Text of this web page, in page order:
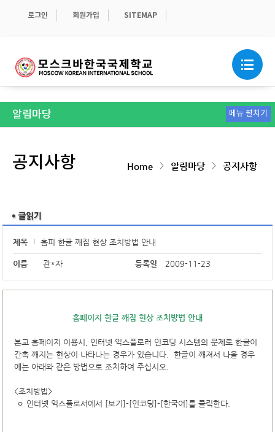
로그인 회원가입 SITEMAP
알림마당 메뉴 펼치기
공지사항 Home > 알림마당 > 공지사항
제목 홈피 한글 깨짐 현상 조치방법 안내
이름 관*자 등록일 2009-11-23
홈페이지 한글 깨짐 현상 조치방법 안내
본교 홈페이지 이용시, 인터넷 익스플로러 인코딩 시스템의 문제로 한글이
간혹 깨지는 현상이 나타나는 경우가 있습니다. 한글이 깨져서 나올 경우
에는 아래와 같은 방법으로 조치하여 주십시오.
<조치방법>
ㅇ 인터넷 익스플로서에서 [보기]-[인코딩]-[한국어]를 클릭한다.